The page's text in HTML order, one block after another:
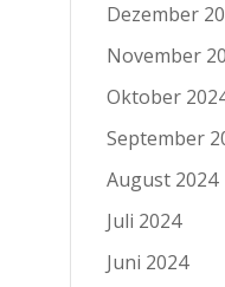
Dezember
November
Oktober
September
August 2024
Juli 2024
Juni 2024